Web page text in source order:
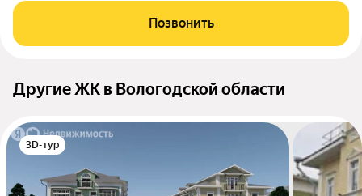
Позвонить
Другие ЖК в Вологодской области
3D-тур